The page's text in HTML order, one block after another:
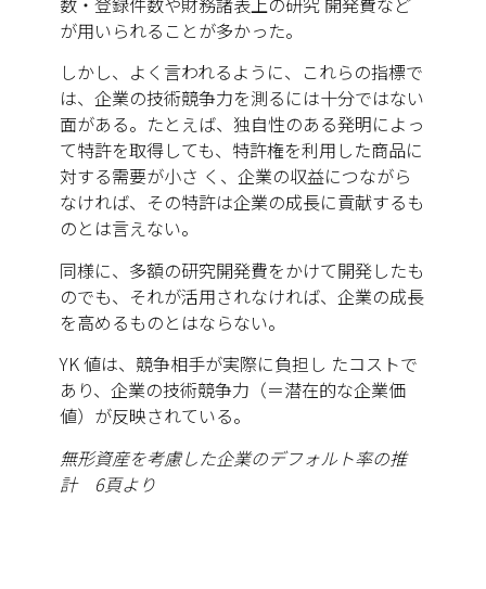
が用いられることが多かった。
しかし、よく言われるように、これらの指標で
は、企業の技術競争力を測るには十分ではない
面がある。たとえば、独自性のある発明によっ
て特許を取得しても、特許権を利用した商品に
対する需要が小さ く、企業の収益につながら
なければ、その特許は企業の成長に貢献するも
のとは言えない。
同様に、多額の研究開発費をかけて開発したも
のでも、それが活用されなければ、企業の成長
を高めるものとはならない。
YK 値は、競争相手が実際に負担し たコストで
あり、企業の技術競争力（＝潜在的な企業価
値）が反映されている。
無形資産を考慮した企業のデフォルト率の推
計 6頁より